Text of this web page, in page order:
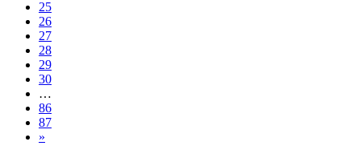
25
26
27
28
29
30
…
86
87
»